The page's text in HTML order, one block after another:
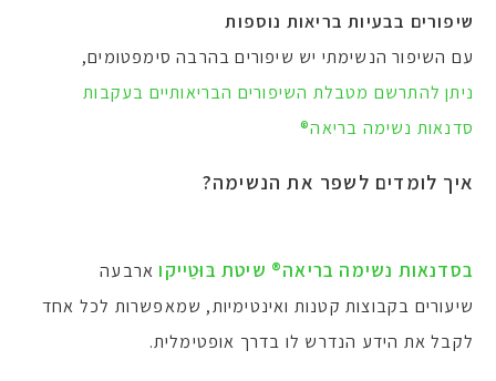
שיפורים בבעיות בריאות נוספות
עם השיפור הנשימתי יש שיפורים בהרבה סימפטומים,
ניתן להתרשם מטבלת השיפורים הבריאותיים בעקבות
סדנאות נשימה בריאה®
איך לומדים לשפר את הנשימה?
בסדנאות נשימה בריאה® שיטת בּוּטֵייקוארבעה
שיעורים בקבוצות קטנות ואינטימיות, שמאפשרות לכל אחד
לקבל את הידע הנדרש לו בדרך אופטימלית.